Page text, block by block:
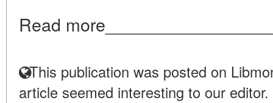
Read
This publication was posted on
article seemed interesting to our editor.